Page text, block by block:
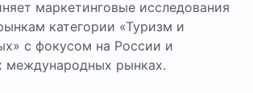
маркетинговые исследования
категории «Туризм и
с фокусом на России и
международных рынках.